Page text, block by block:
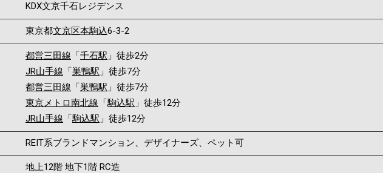
KDX文京千石レジデンス
東京都文京区本駒込6-3-2
都営三田線 「千石駅 」徒歩2分
JR山手線 「巣鴨駅 」徒歩7分
都営三田線 「巣鴨駅 」徒歩7分
東京メトロ南北線 「駒込駅 」徒歩12分
JR山手線 「駒込駅 」徒歩12分
REIT系ブランドマンション、デザイナーズ、ペット可
地上12階 地下1階 RC造